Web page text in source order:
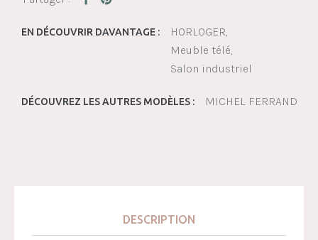
EN DÉCOUVRIR DAVANTAGE :
HORLOGER
Meuble télé
Salon industriel
DÉCOUVREZ LES AUTRES MODÈLES : MICHEL FERRAND
DESCRIPTION